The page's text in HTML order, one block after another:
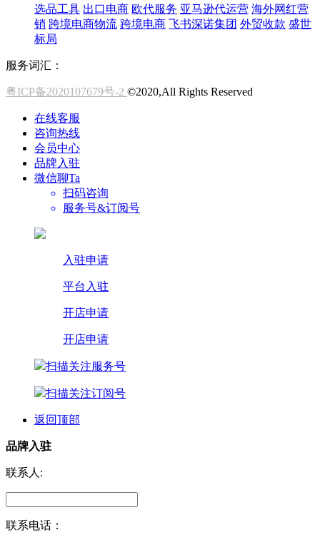
选品工具 出口电商 欧代服务 亚马逊代运营 海外网红营
销 跨境电商物流 跨境电商 飞书深诺集团 外贸收款 盛世
标局
服务词汇：
粤ICP备2020107679号-2 ©2020,All Rights Reserved
在线客服
咨询热线
会员中心
品牌入驻
微信聊Ta
扫码咨询
服务号&订阅号
入驻申请
平台入驻
开店申请
开店申请
扫描关注服务号
扫描关注订阅号
返回顶部
品牌入驻
联系人:
联系电话：